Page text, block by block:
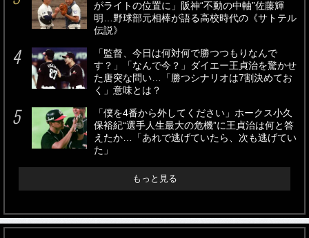
がライトの位置に」阪神“不動の中軸”佐藤輝
明…野球部元相棒が語る高校時代の《サトテル
伝説》
「監督、今日は何対何で勝つつもりなんで
す？」「なんで今？」ダイエー王貞治を驚かせ
た唐突な問い…「勝つシナリオは7割決めてお
く」意味とは？
「僕を4番から外してください」ホークス小久
保裕紀“選手人生最大の危機”に王貞治は何と答
えたか…「あれで逃げていたら、次も逃げてい
た」
もっと見る